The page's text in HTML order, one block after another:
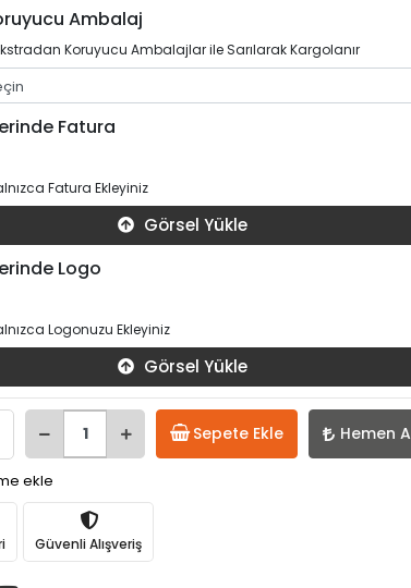
Ambalaj
Koruyucu Ambalajlar ile Sarılarak Kargolanır
Fatura
Fatura Ekleyiniz
Görsel Yükle
Logo
Logonuzu Ekleyiniz
Görsel Yükle
Sepete Ekle Hemen
ekle
Güvenli Alışveriş